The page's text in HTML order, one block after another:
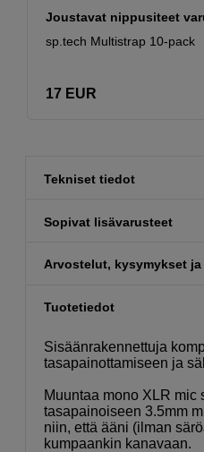
Joustavat nippusiteet
sp.tech Multistrap 10-pack
17 EUR
Tekniset tiedot
Sopivat lisävarusteet
Arvostelut, kysymykset
Tuotetiedot
Sisäänrakennettuja
tasapainottamiseen ja
Muuntaa mono XLR mic
tasapainoiseen 3.5mm
niin, että ääni (ilman
kumpaankin kanavaan.